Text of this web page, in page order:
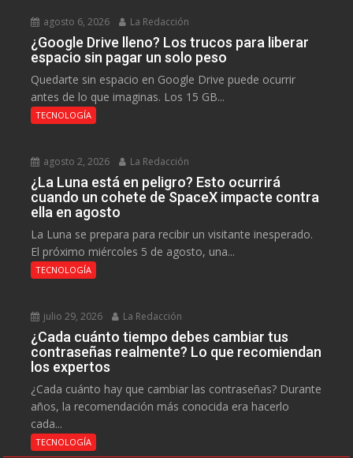
agosto 6, 2026 La Redacción
¿Google Drive lleno? Los trucos para liberar
espacio sin pagar un solo peso
Quedarte sin espacio en Google Drive puede ocurrir
antes de lo que imaginas. Los 15 GB...
TECNOLOGÍA
agosto 2, 2026 La Redacción
¿La Luna está en peligro? Esto ocurrirá
cuando un cohete de SpaceX impacte contra
ella en agosto
La Luna se prepara para recibir un visitante inesperado.
El próximo miércoles 5 de agosto, una...
TECNOLOGÍA
julio 29, 2026 La Redacción
¿Cada cuánto tiempo debes cambiar tus
contraseñas realmente? Lo que recomiendan
los expertos
¿Cada cuánto hay que cambiar las contraseñas? Durante
años, la recomendación más conocida era hacerlo
cada...
TECNOLOGÍA